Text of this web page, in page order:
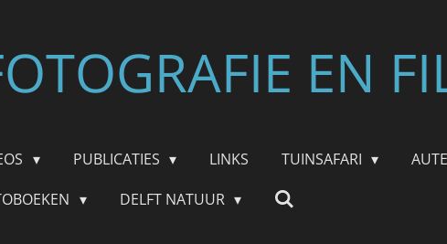
EN
PUBLICATIES LINKS TUINSAFARI
DELFT NATUUR